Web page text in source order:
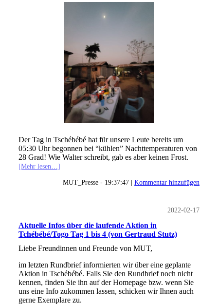
Der Tag in Tschébébé hat für unsere Leute bereits um
05:30 Uhr begonnen bei “kühlen” Nachttemperaturen von
28 Grad! Wie Walter schreibt, gab es aber keinen Frost.
[Mehr lesen…]
MUT_Presse - 19:37:47 |Kommentar hinzufügen
2022-02-17
Aktuelle Infos über die laufende Aktion in
Tchébébé/Togo Tag 1 bis 4 (von Gertraud Stutz)
Liebe Freundinnen und Freunde von MUT,
im letzten Rundbrief informierten wir über eine geplante
Aktion in Tschébébé. Falls Sie den Rundbrief noch nicht
kennen, finden Sie ihn auf der Homepage bzw. wenn Sie
uns eine Info zukommen lassen, schicken wir Ihnen auch
gerne Exemplare zu.